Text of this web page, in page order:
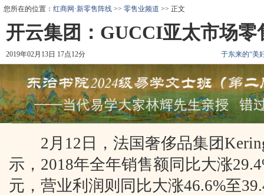
您所在的位置： 红商网·新零售阵线 >> 零售业频道 >> 正文
开云集团：GUCCI亚太市场零
2019年02月13日 17点12分 于东来的“美
2月12日，法国奢侈品集团
示，2018年全年销售额同比大涨
元，营业利润则同比大涨46.6%至